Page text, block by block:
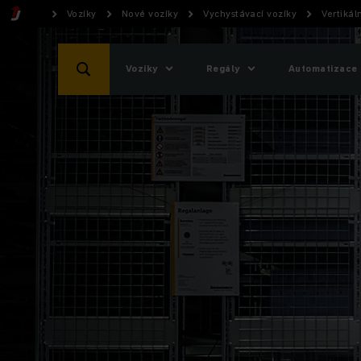
Vozíky Nové vozíky Vychystávací vozíky
Vozíky Regály Automatizace